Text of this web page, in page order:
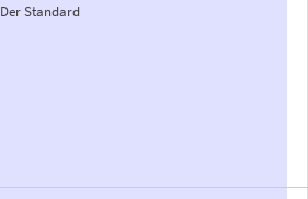
Der Standard